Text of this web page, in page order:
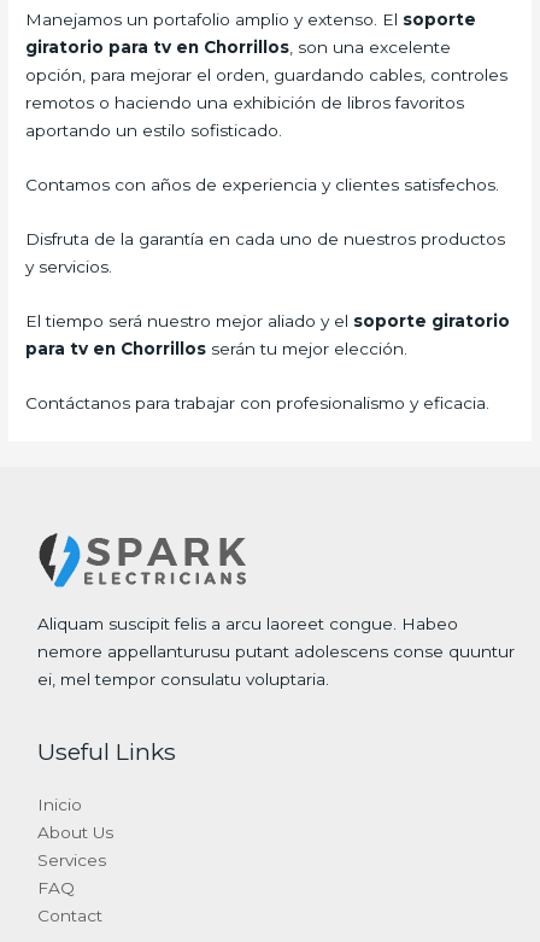
Manejamos un portafolio amplio y extenso. El soporte
giratorio para tv en Chorrillos, son una excelente
opción, para mejorar el orden, guardando cables, controles
remotos o haciendo una exhibición de libros favoritos
aportando un estilo sofisticado.
Contamos con años de experiencia y clientes satisfechos.
Disfruta de la garantía en cada uno de nuestros productos
y servicios.
El tiempo será nuestro mejor aliado y el soporte giratorio
para tv en Chorrillos serán tu mejor elección.
Contáctanos para trabajar con profesionalismo y eficacia.
Aliquam suscipit felis a arcu laoreet congue. Habeo
nemore appellanturusu putant adolescens conse quuntur
ei, mel tempor consulatu voluptaria.
Useful Links
Inicio
About Us
Services
FAQ
Contact